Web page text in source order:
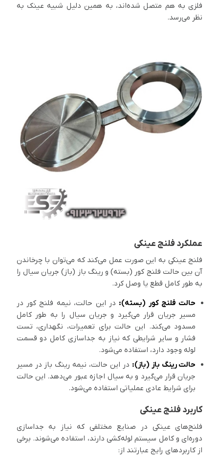
فلزی به هم متصل شده‌اند، به همین دلیل شبیه عینک به
نظر می‌رسد.
عملکرد فلنج عینکی
فلنج عینکی به این صورت عمل می‌کند که می‌توان با چرخاندن
آن بین حالت فلنج کور (بسته) و رینگ باز (باز) جریان سیال را
به طور کامل قطع یا وصل کرد.
حالت فلنج کور (بسته): در این حالت، نیمه فلنج کور در
مسیر جریان قرار می‌گیرد و جریان سیال را به طور کامل
مسدود می‌کند. این حالت برای تعمیرات، نگهداری، تست
فشار و سایر شرایطی که نیاز به جداسازی کامل دو قسمت
لوله وجود دارد، استفاده می‌شود.
حالت رینگ باز (باز): در این حالت، نیمه رینگ باز در مسیر
جریان قرار می‌گیرد و به سیال اجازه عبور می‌دهد. این حالت
برای شرایط عادی عملیاتی استفاده می‌شود.
کاربرد فلنج عینکی
فلنج‌های عینکی در صنایع مختلفی که نیاز به جداسازی
دوره‌ای و کامل سیستم لوله‌کشی دارند، استفاده می‌شوند. برخی
از کاربردهای رایج عبارتند از: